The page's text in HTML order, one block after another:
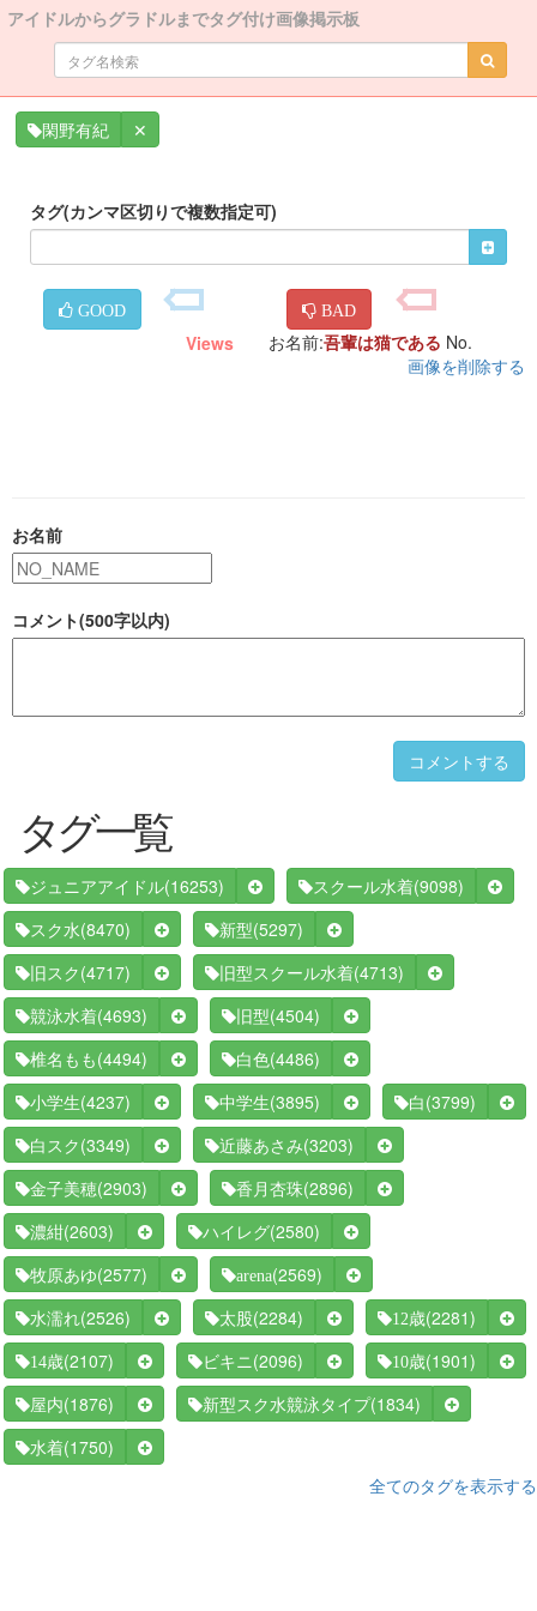
アイドルからグラドルまでタグ付け画像掲示板
閑野有紀 ✕
タグ(カンマ区切りで複数指定可)
GOOD BAD
Views お名前:吾輩は猫である No.
画像を削除する
お名前
コメント(500字以内)
コメントする
タグ一覧
ジュニアアイドル(16253) スクール水着(9098)
スク水(8470) 新型(5297)
旧スク (4717) 旧型スクール水着(4713)
競泳水着(4693) 旧型(4504)
椎名もも (4494) 白色(4486)
小学生(4237) 中学生(3895) 白 (3799)
白スク (3349) 近藤あさみ(3203)
金子美穂(2903) 香月杏珠(2896)
濃紺(2603) ハイレグ(2580)
牧原あゆ(2577) arena(2569)
水濡れ(2526) 太股(2284) 12歳(2281)
14歳(2107) ビキニ (2096) 10歳(1901)
屋内(1876) 新型スク水競泳タイプ(1834)
水着(1750)
全てのタグを表示する